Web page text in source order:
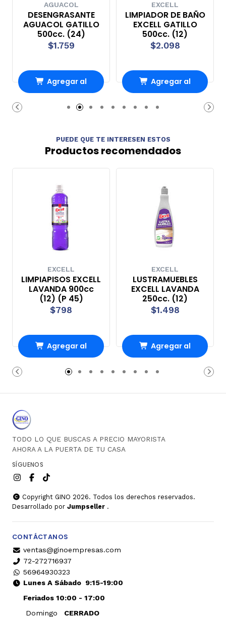
AGUACOL
DESENGRASANTE
AGUACOL GATILLO
500cc. (24)
$1.759
Agregar al
carrito
EXCELL
LIMPIADOR DE BAÑO
EXCELL GATILLO
500cc. (12)
$2.098
Agregar al
carrito
PUEDE QUE TE INTERESEN ESTOS
Productos recomendados
EXCELL
LIMPIAPISOS EXCELL
LAVANDA 900cc
(12) (P 45)
$798
Agregar al
carrito
EXCELL
LUSTRAMUEBLES
EXCELL LAVANDA
250cc. (12)
$1.498
Agregar al
carrito
TODO LO QUE BUSCAS A PRECIO MAYORISTA
AHORA A LA PUERTA DE TU CASA
SÍGUENOS
Copyright GINO 2026. Todos los derechos reservados.
Desarrollado por Jumpseller .
CONTÁCTANOS
ventas@ginoempresas.com
72-272716937
56964930323
Lunes A Sábado9:15-19:00
Feriados 10:00 - 17:00
Domingo
CERRADO